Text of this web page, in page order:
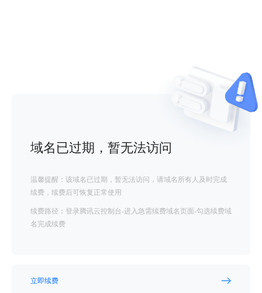
域名已过期，暂无法访问
温馨提醒：该域名已过期，暂无法访问，请域名所有人及时完成
续费，续费后可恢复正常使用
续费路径：登录腾讯云控制台-进入急需续费域名页面-勾选续费域
名完成续费
立即续费